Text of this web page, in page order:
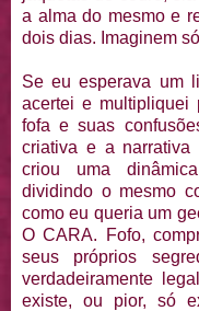
a alma do mesmo e
dois dias. Imaginem
Se eu esperava um
acertei e multipliquei
fofa e suas
criativa e a narrativa
criou uma
dividindo o mesmo
como eu queria um
O CARA. Fofo,
seus próprios
verdadeiramente
existe, ou pior, só